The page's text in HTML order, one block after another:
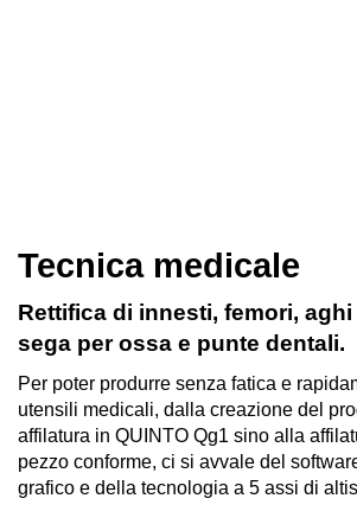
Tecnica medicale
Rettifica di innesti, femori,
sega per ossa e punte dentali.
Per poter produrre senza fatica e
utensili medicali, dalla creazione del
affilatura in QUINTO Qg1 sino alla
pezzo conforme, ci si avvale del
grafico e della tecnologia a 5 assi di